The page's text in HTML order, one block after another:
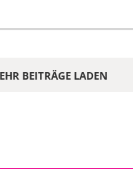
BEITRÄGE LADEN